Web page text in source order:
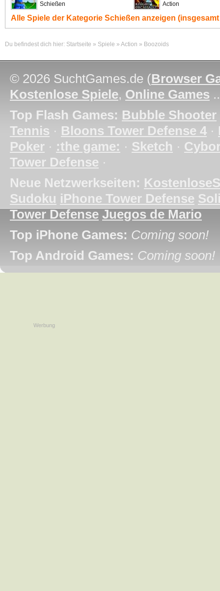
Schießen Action
Alle Spiele der Kategorie Schießen anzeigen (insgesamt
Du befindest dich hier: Startseite » Spiele » Action » Boozoids
© 2026 SuchtGames.de (Browser
Kostenlose Spiele, Online Games
Top Flash Games: Bubble Shooter
Tennis · Bloons Tower Defense 4 ·
Poker · :the game: · Sketch ·
Tower Defense ·
Neue Netzwerkseiten:
Sudoku iPhone Tower Defense
Tower Defense Juegos de Mario
Top iPhone Games: Coming soon!
Top Android Games: Coming soon!
Werbung